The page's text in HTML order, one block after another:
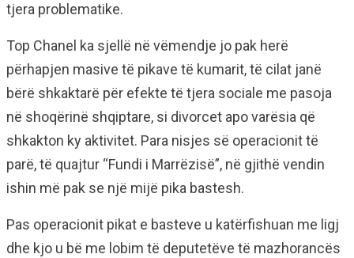
tjera problematike.
Top Chanel ka sjellë në vëmendje jo pak herë
përhapjen masive të pikave të kumarit, të cilat janë
bërë shkaktarë për efekte të tjera sociale me pasoja
në shoqërinë shqiptare, si divorcet apo varësia që
shkakton ky aktivitet. Para nisjes së operacionit të
parë, të quajtur “Fundi i Marrëzisë”, në gjithë vendin
ishin më pak se një mijë pika bastesh.
Pas operacionit pikat e basteve u katërfishuan me ligj
dhe kjo u bë me lobim të deputetëve të mazhorancës